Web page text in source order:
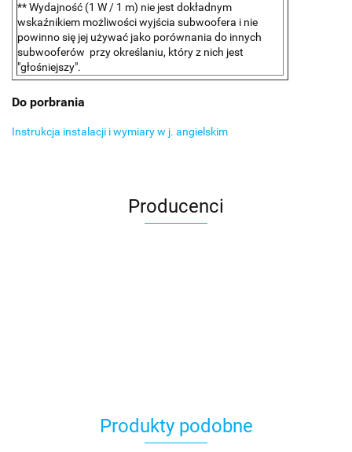
** Wydajność (1 W / 1 m) nie jest dokładnym
wskaźnikiem możliwości wyjścia subwoofera i nie
powinno się jej używać jako porównania do innych
subwooferów przy określaniu, który z nich jest
"głośniejszy".
Do porbrania
Instrukcja instalacji i wymiary w j. angielskim
Producenci
Produkty podobne